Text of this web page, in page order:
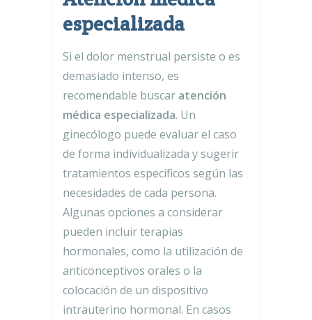
especializada
Si el dolor menstrual persiste o es
demasiado intenso, es
recomendable buscar atención
médica especializada. Un
ginecólogo puede evaluar el caso
de forma individualizada y sugerir
tratamientos específicos según las
necesidades de cada persona.
Algunas opciones a considerar
pueden incluir terapias
hormonales, como la utilización de
anticonceptivos orales o la
colocación de un dispositivo
intrauterino hormonal. En casos